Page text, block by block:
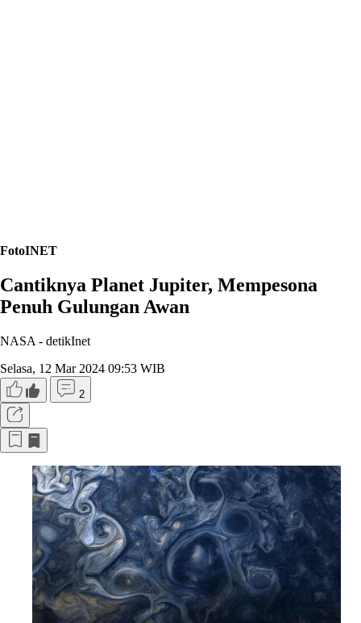
FotoINET
Cantiknya Planet Jupiter, Mempesona
Penuh Gulungan Awan
NASA - detikInet
Selasa, 12 Mar 2024 09:53 WIB
2